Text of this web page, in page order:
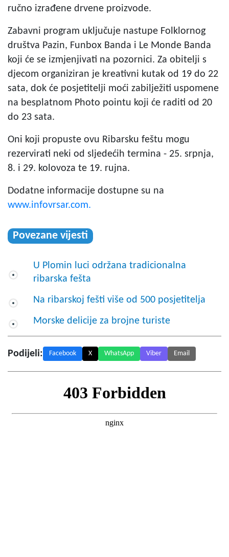
ručno izrađene drvene proizvode.
Zabavni program uključuje nastupe Folklornog
društva Pazin, Funbox Banda i Le Monde Banda
koji će se izmjenjivati na pozornici. Za obitelji s
djecom organiziran je kreativni kutak od 19 do 22
sata, dok će posjetitelji moći zabilježiti uspomene
na besplatnom Photo pointu koji će raditi od 20
do 23 sata.
Oni koji propuste ovu Ribarsku feštu mogu
rezervirati neki od sljedećih termina - 25. srpnja,
8. i 29. kolovoza te 19. rujna.
Dodatne informacije dostupne su na
www.infovrsar.com.
Povezane vijesti
U Plomin luci održana tradicionalna
ribarska fešta
Na ribarskoj fešti više od 500 posjetitelja
Morske delicije za brojne turiste
Podijeli: Facebook X WhatsApp Viber Email